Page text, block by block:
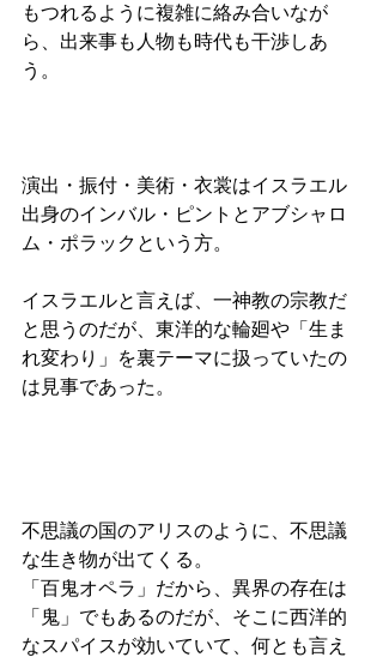
もつれるように複雑に絡み合いなが
ら、出来事も人物も時代も干渉しあ
う。
演出・振付・美術・衣裳はイスラエル
出身のインバル・ピントとアブシャロ
ム・ポラックという方。
イスラエルと言えば、一神教の宗教だ
と思うのだが、東洋的な輪廻や「生ま
れ変わり」を裏テーマに扱っていたの
は見事であった。
不思議の国のアリスのように、不思議
な生き物が出てくる。
「百鬼オペラ」だから、異界の存在は
「鬼」でもあるのだが、そこに西洋的
なスパイスが効いていて、何とも言え